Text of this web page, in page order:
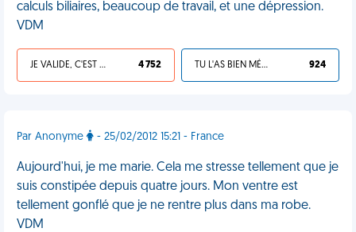
calculs biliaires, beaucoup de travail, et une dépression.
VDM
JE VALIDE, C'EST UNE VDM 4 752 TU L'AS BIEN MÉRITÉ 924
Par Anonyme - 25/02/2012 15:21 - France
Aujourd'hui, je me marie. Cela me stresse tellement que je
suis constipée depuis quatre jours. Mon ventre est
tellement gonflé que je ne rentre plus dans ma robe.
VDM